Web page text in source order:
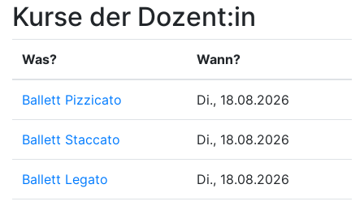
Kurse der Dozent:in
Was? Wann?
Ballett Pizzicato Di., 18.08.2026
Ballett Staccato Di., 18.08.2026
Ballett Legato Di., 18.08.2026